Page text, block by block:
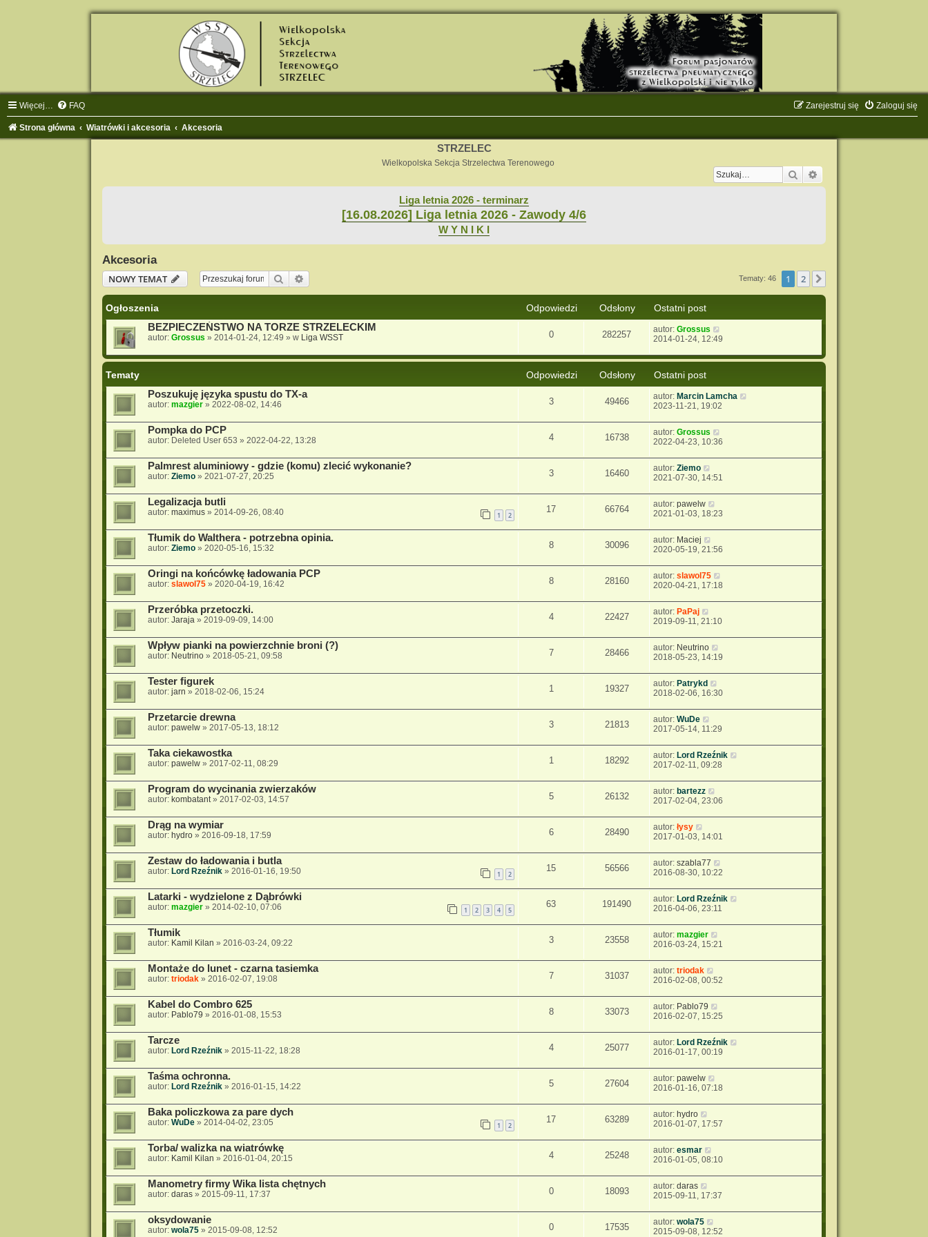
Więcej… FAQ Zaloguj się
Zarejestruj się
Strona główna Wiatrówki i akcesoria Akcesoria
STRZELEC
Wielkopolska Sekcja Strzelectwa Terenowego
Szukaj
Liga letnia 2026 - terminarz
[16.08.2026] Liga letnia 2026 - Zawody 4/6
W Y N I K I
Akcesoria
NOWY TEMAT
Szukaj Tematy: 46 1 2
Ogłoszenia Odpowiedzi Odsłony
Ostatni post
BEZPIECZEŃSTWO NA TORZE STRZELECKIM
autor: Grossus » 2014-01-24, 12:49 » w Liga WSST 0 282257 autor:Grossus
2014-01-24, 12:49
Tematy Odpowiedzi Odsłony
Ostatni post
Poszukuję języka spustu do TX-a
autor: mazgier» 2022-08-02, 14:46 3 49466 autor:Marcin Lamcha
2023-11-21, 19:02
Pompka do PCP
autor: Deleted User 653 » 2022-04-22, 13:28 4 16738 autor:Grossus
2022-04-23, 10:36
Palmrest aluminiowy - gdzie (komu) zlecić wykonanie?
autor: Ziemo» 2021-07-27, 20:25 3 16460 autor:Ziemo
2021-07-30, 14:51
Legalizacja butli
autor: maximus» 2014-09-26, 08:40 1 2
17 66764 autor:pawelw
2021-01-03, 18:23
Tłumik do Walthera - potrzebna opinia.
autor: Ziemo» 2020-05-16, 15:32 8 30096 autor: Maciej
2020-05-19, 21:56
Oringi na końcówkę ładowania PCP
autor: slawol75» 2020-04-19, 16:42 8 28160 autor:slawol75
2020-04-21, 17:18
Przeróbka przetoczki.
autor: Jaraja » 2019-09-09, 14:00 4 22427 autor:PaPaj
2019-09-11, 21:10
Wpływ pianki na powierzchnie broni (?)
autor: Neutrino» 2018-05-21, 09:58 7 28466 autor: Neutrino
2018-05-23, 14:19
Tester figurek
autor: jarn » 2018-02-06, 15:24 1 19327 autor:Patrykd
2018-02-06, 16:30
Przetarcie drewna
autor: pawelw» 2017-05-13, 18:12 3 21813 autor:WuDe
2017-05-14, 11:29
Taka ciekawostka
autor: pawelw» 2017-02-11, 08:29 1 18292 autor:Lord Rzeźnik
2017-02-11, 09:28
Program do wycinania zwierzaków
autor: kombatant» 2017-02-03, 14:57 5 26132 autor:bartezz
2017-02-04, 23:06
Drąg na wymiar
autor: hydro» 2016-09-18, 17:59 6 28490 autor:łysy
2017-01-03, 14:01
Zestaw do ładowania i butla
autor: Lord Rzeźnik» 2016-01-16, 19:50 1 2
15 56566 autor:szabla77
2016-08-30, 10:22
Latarki - wydzielone z Dąbrówki
autor: mazgier» 2014-02-10, 07:06 1 2 3 4 5
63 191490 autor:Lord Rzeźnik
2016-04-06, 23:11
Tłumik
autor: Kamil Kilan » 2016-03-24, 09:22 3 23558 autor:mazgier
2016-03-24, 15:21
Montaże do lunet - czarna tasiemka
autor: triodak» 2016-02-07, 19:08 7 31037 autor:triodak
2016-02-08, 00:52
Kabel do Combro 625
autor: Pablo79 » 2016-01-08, 15:53 8 33073 autor: Pablo79
2016-02-07, 15:25
Tarcze
autor: Lord Rzeźnik» 2015-11-22, 18:28 4 25077 autor:Lord Rzeźnik
2016-01-17, 00:19
Taśma ochronna.
autor: Lord Rzeźnik» 2016-01-15, 14:22 5 27604 autor:pawelw
2016-01-16, 07:18
Baka policzkowa za pare dych
autor: WuDe» 2014-04-02, 23:05 1 2
17 63289 autor:hydro
2016-01-07, 17:57
Torba/ walizka na wiatrówkę
autor: Kamil Kilan » 2016-01-04, 20:15 4 25248 autor:esmar
2016-01-05, 08:10
Manometry firmy Wika lista chętnych
autor: daras» 2015-09-11, 17:37 0 18093 autor:daras
2015-09-11, 17:37
oksydowanie
autor: wola75» 2015-09-08, 12:52 0 17535 autor:wola75
2015-09-08, 12:52